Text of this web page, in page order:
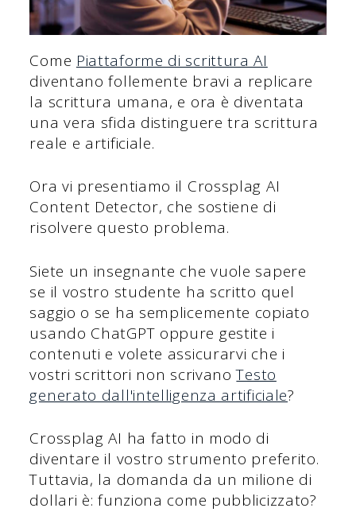
Come Piattaforme di scrittura AI
diventano follemente bravi a replicare
la scrittura umana, e ora è diventata
una vera sfida distinguere tra scrittura
reale e artificiale.
Ora vi presentiamo il Crossplag AI
Content Detector, che sostiene di
risolvere questo problema.
Siete un insegnante che vuole sapere
se il vostro studente ha scritto quel
saggio o se ha semplicemente copiato
usando ChatGPT oppure gestite i
contenuti e volete assicurarvi che i
vostri scrittori non scrivanoTesto
generato dall'intelligenza artificiale?
Crossplag AI ha fatto in modo di
diventare il vostro strumento preferito.
Tuttavia, la domanda da un milione di
dollari è: funziona come pubblicizzato?